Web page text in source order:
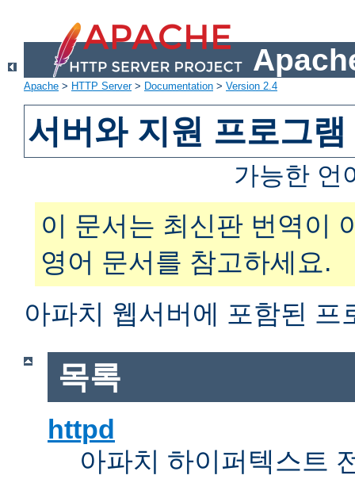
Apache > HTTP Server> Documentation > Version 2.4
서버와 지원 프로그램
가능한 언
이 문서는 최신판 번역이
영어 문서를 참고하세요.
아파치 웹서버에 포함된 프
목록
httpd
아파치 하이퍼텍스트